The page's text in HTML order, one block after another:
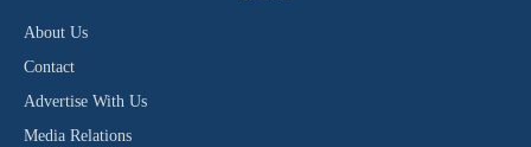
About Us
Contact
Advertise With Us
Media Relations